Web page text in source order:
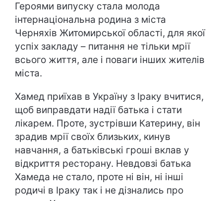
Героями випуску стала молода
інтернаціональна родина з міста
Черняхів Житомирської області, для якої
успіх закладу – питання не тільки мрії
всього життя, але і поваги інших жителів
міста.
Хамед приїхав в Україну з Іраку вчитися,
щоб виправдати надії батька і стати
лікарем. Проте, зустрівши Катерину, він
зрадив мрії своїх близьких, кинув
навчання, а батьківські гроші вклав у
відкриття ресторану. Невдовзі батька
Хамеда не стало, проте ні він, ні інші
родичі в Іраку так і не дізнались про